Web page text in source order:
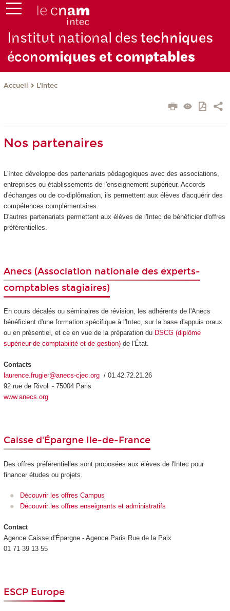
Institut national destechniques
économiques et comptables
Accueil L'Intec
Nos partenaires
L'Intec développe des partenariats pédagogiques avec des associations,
entreprises ou établissements de l'enseignement supérieur. Accords
d'échanges ou de co-diplômation, ils permettent aux élèves d'acquérir des
compétences complémentaires.
D'autres partenariats permettent aux élèves de l'Intec de bénéficier d'offres
préférentielles.
Anecs (Association nationale des experts-
comptables stagiaires)
En cours décalés ou séminaires de révision, les adhérents de l'Anecs
bénéficient d'une formation spécifique à l'Intec, sur la base d'appuis oraux
ou en présentiel, et ce en vue de la préparation du DSCG (diplôme
supérieur de comptabilité et de gestion)de l'État.
Contacts
laurence.frugier@anecs-cjec.org / 01.42.72.21.26
92 rue de Rivoli - 75004 Paris
www.anecs.org
Caisse d'Épargne Ile-de-France
Des offres préférentielles sont proposées aux élèves de l'Intec pour
financer études ou projets.
Découvrir les offres Campus
Découvrir les offres enseignants et administratifs
Contact
Agence Caisse d'Épargne - Agence Paris Rue de la Paix
01 71 39 13 55
ESCP Europe